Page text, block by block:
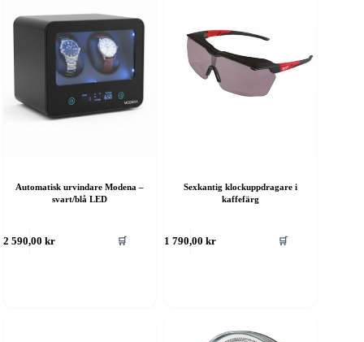
Automatisk urvindare Modena –
svart/blå LED
2 590,00kr 🛒
Sexkantig klockuppdragare i
kaffefärg
1 790,00kr 🛒